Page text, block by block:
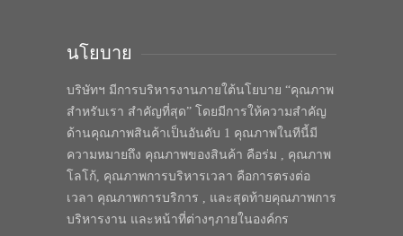
นโยบาย
บริษัทฯ มีการบริหารงานภายใต้นโยบาย “คุณภาพ
สำหรับเรา สำคัญที่สุด” โดยมีการให้ความสำคัญ
ด้านคุณภาพสินค้าเป็นอันดับ 1 คุณภาพในทีนี้มี
ความหมายถึง คุณภาพของสินค้า คือร่ม , คุณภาพ
โลโก้, คุณภาพการบริหารเวลา คือการตรงต่อ
เวลา คุณภาพการบริการ , และสุดท้ายคุณภาพการ
บริหารงาน และหน้าที่ต่างๆภายในองค์กร